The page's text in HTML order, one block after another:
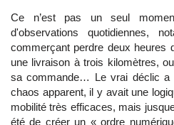
Ce n’est pas un seul
d'observations quotidiennes,
commerçant perdre deux heures
une livraison à trois kilomètres,
sa commande… Le vrai déclic a
chaos apparent, il y avait une
mobilité très efficaces, mais
été de créer un « ordre